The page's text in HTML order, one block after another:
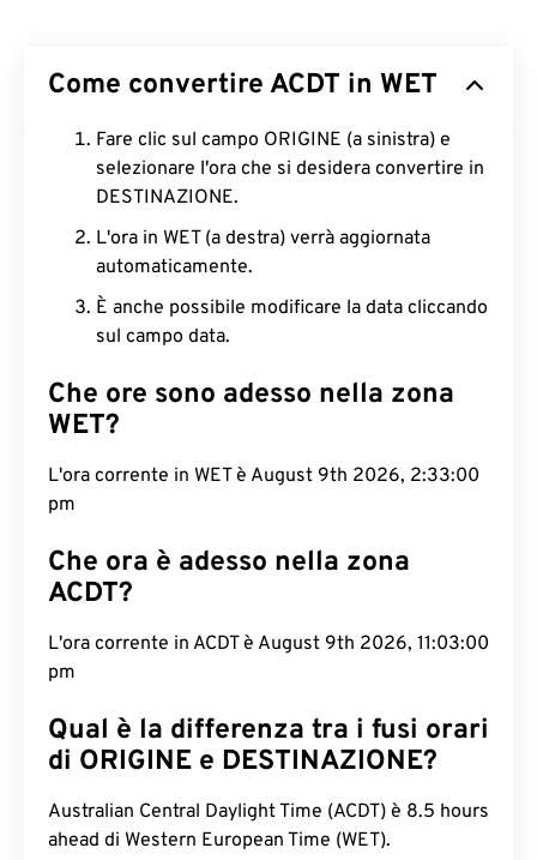
Come convertire ACDT in WET
Fare clic sul campo ORIGINE (a sinistra) e
selezionare l'ora che si desidera convertire in
DESTINAZIONE.
L'ora in WET (a destra) verrà aggiornata
automaticamente.
È anche possibile modificare la data cliccando
sul campo data.
Che ore sono adesso nella zona
WET?
L'ora corrente in WET è August 9th 2026, 2:33:01
pm
Che ora è adesso nella zona
ACDT?
L'ora corrente in ACDT è August 9th 2026, 11:03:01
pm
Qual è la differenza tra i fusi orari
di ORIGINE e DESTINAZIONE?
Australian Central Daylight Time (ACDT) è 8.5 hours
ahead di Western European Time (WET).